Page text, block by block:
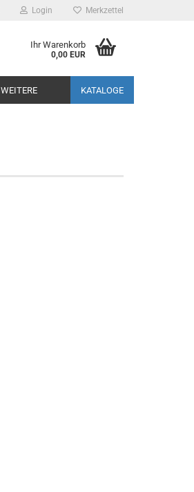
Login Merkzettel
Ihr Warenkorb
0,00 EUR
KATALOGE
WEITERE